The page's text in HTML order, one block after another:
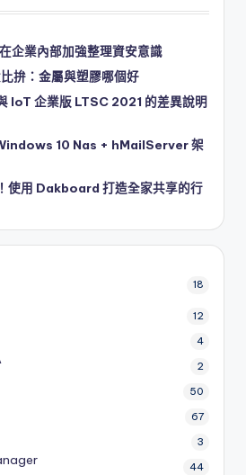
企業內部加強整理資安意識
拚：金屬與塑膠哪個好
企業版 LTSC 2021 的差異說明
10 Nas + hMailServer 架
使用 Dakboard 打造全家共享的行
18
12
4
2
50
67
3
44